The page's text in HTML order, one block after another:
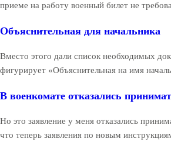
приеме на работу военный билет не
Объяснительная для начальника
Вместо этого дали список необходимых
фигурирует «Объяснительная на имя
В военкомате отказались
Но это заявление у меня отказались
что теперь заявления по новым